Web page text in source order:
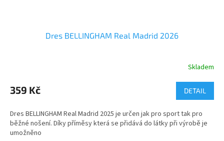
Dres BELLINGHAM Real Madrid 2026
produktu
je
z
5
hvězdiček.
Skladem
359 Kč DETAIL
Dres BELLINGHAM Real Madrid 2025 je určen jak pro sport tak pro
běžné nošení. Díky příměsy která se přidává do látky při výrobě je
umožněno